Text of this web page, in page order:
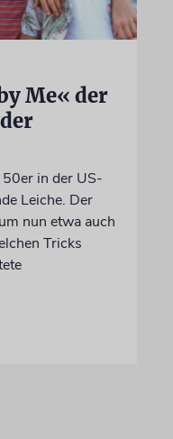
Me« der
50er in der US-
Leiche. Der
nun etwa auch
Tricks